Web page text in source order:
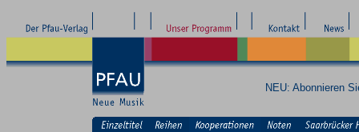
NEU: Abonnieren